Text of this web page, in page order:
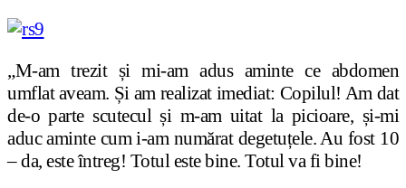
„M-am trezit și mi-am adus aminte ce abdomen
umflat aveam. Și am realizat imediat: Copilul! Am dat
de-o parte scutecul și m-am uitat la picioare, și-mi
aduc aminte cum i-am numărat degetuțele. Au fost 10
– da, este întreg! Totul este bine. Totul va fi bine!